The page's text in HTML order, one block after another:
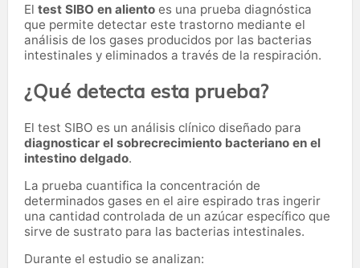
El test SIBO en aliento es una prueba diagnóstica
que permite detectar este trastorno mediante el
análisis de los gases producidos por las bacterias
intestinales y eliminados a través de la respiración.
¿Qué detecta esta prueba?
El test SIBO es un análisis clínico diseñado para
diagnosticar el sobrecrecimiento bacteriano en el
intestino delgado.
La prueba cuantifica la concentración de
determinados gases en el aire espirado tras ingerir
una cantidad controlada de un azúcar específico que
sirve de sustrato para las bacterias intestinales.
Durante el estudio se analizan: